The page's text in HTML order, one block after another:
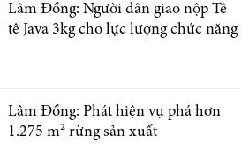
Lâm Đồng: Người dân giao nộp Tê
tê Java 3kg cho lực lượng chức năng
Lâm Đồng: Phát hiện vụ phá hơn
1.275 m² rừng sản xuất